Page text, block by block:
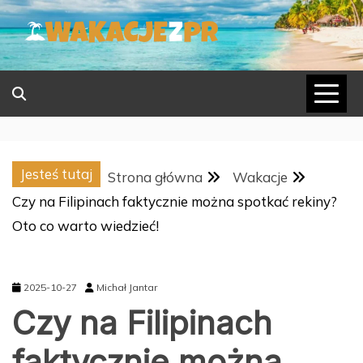
Skip
to
content
Jesteś tutaj Strona główna
Wakacje
Czy na Filipinach faktycznie można spotkać rekiny?
Oto co warto wiedzieć!
2025-10-27 Michał Jantar
Czy na Filipinach